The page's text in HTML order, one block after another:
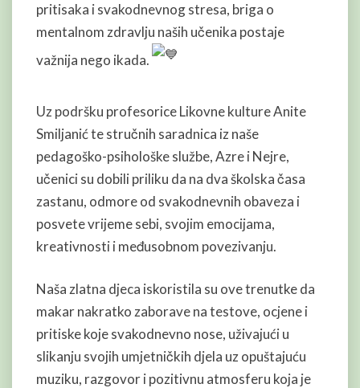
pritisaka i svakodnevnog stresa, briga o
mentalnom zdravlju naših učenika postaje
važnija nego ikada.
Uz podršku profesorice Likovne kulture Anite
Smiljanić te stručnih saradnica iz naše
pedagoško-psihološke službe, Azre i Nejre,
učenici su dobili priliku da na dva školska časa
zastanu, odmore od svakodnevnih obaveza i
posvete vrijeme sebi, svojim emocijama,
kreativnosti i međusobnom povezivanju.
Naša zlatna djeca iskoristila su ove trenutke da
makar nakratko zaborave na testove, ocjene i
pritiske koje svakodnevno nose, uživajući u
slikanju svojih umjetničkih djela uz opuštajuću
muziku, razgovor i pozitivnu atmosferu koja je